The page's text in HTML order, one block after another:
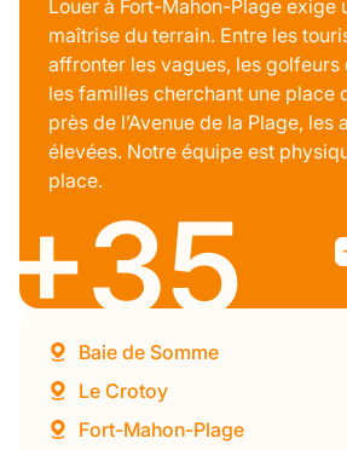
Louer à Fort-Mahon-Plage exige
maîtrise du terrain. Entre les
affronter les vagues, les golfeurs
les familles cherchant une place
près de l’Avenue de la Plage, les
élevées. Notre équipe est
place.
+35
Baie de Somme
Le Crotoy
Fort-Mahon-Plage